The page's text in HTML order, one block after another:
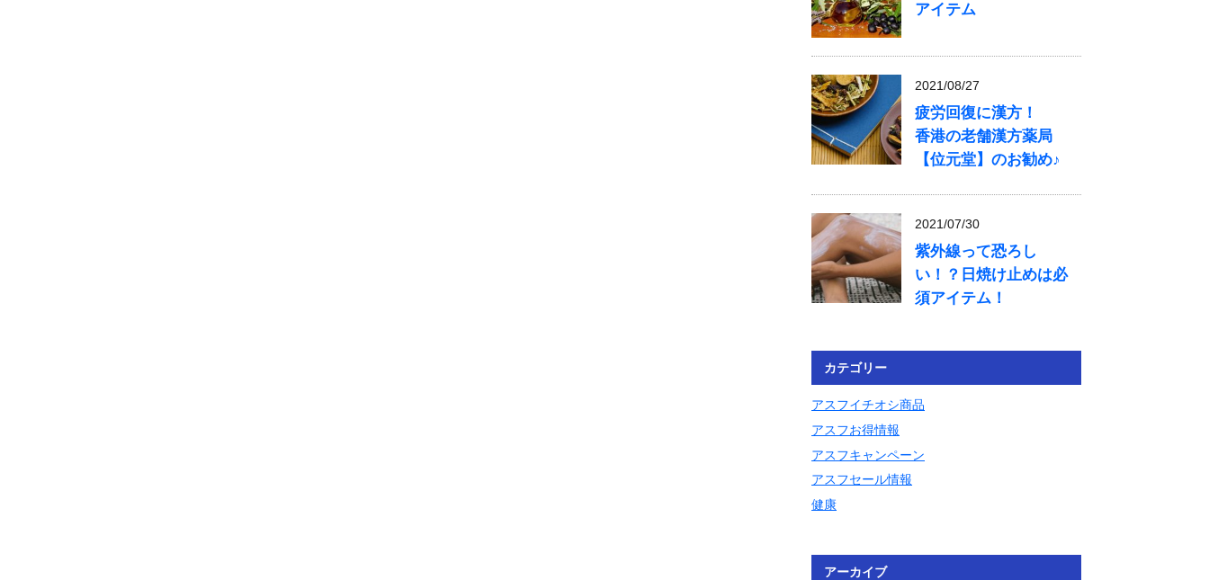
アイテム
2021/08/27
疲労回復に漢方！
香港の老舗漢方薬局
【位元堂】のお勧め♪
2021/07/30
紫外線って恐ろし
い！？日焼け止めは必
須アイテム！
カテゴリー
アスフイチオシ商品
アスフお得情報
アスフキャンペーン
アスフセール情報
健康
アーカイブ